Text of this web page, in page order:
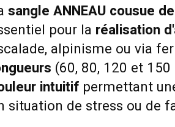
sangle ANNEAU cousue
pour la réalisation
alpinisme ou via
(60, 80, 120 et
intuitifpermettant
situation de stress ou de